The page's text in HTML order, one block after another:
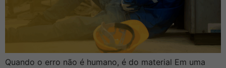
Quando o erro não é humano, é do material Em uma